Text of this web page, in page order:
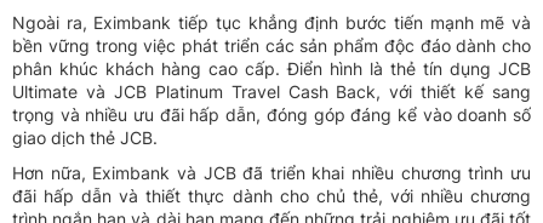
Ngoài ra, Eximbank tiếp tục khẳng định bước tiến mạnh mẽ và
bền vững trong việc phát triển các sản phẩm độc đáo dành cho
phân khúc khách hàng cao cấp. Điển hình là thẻ tín dụng JCB
Ultimate và JCB Platinum Travel Cash Back, với thiết kế sang
trọng và nhiều ưu đãi hấp dẫn, đóng góp đáng kể vào doanh số
giao dịch thẻ JCB.
Hơn nữa, Eximbank và JCB đã triển khai nhiều chương trình ưu
đãi hấp dẫn và thiết thực dành cho chủ thẻ, với nhiều chương